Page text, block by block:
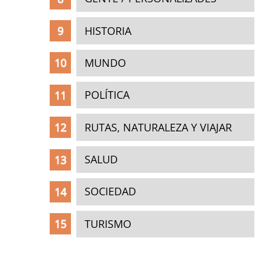
HISTORIA
MUNDO
POLÍTICA
RUTAS, NATURALEZA Y VIAJAR
SALUD
SOCIEDAD
TURISMO